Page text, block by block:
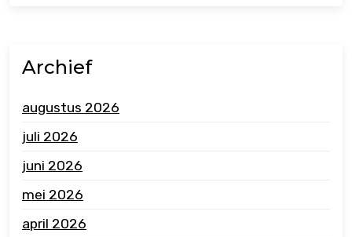
Archief
augustus 2026
juli 2026
juni 2026
mei 2026
april 2026